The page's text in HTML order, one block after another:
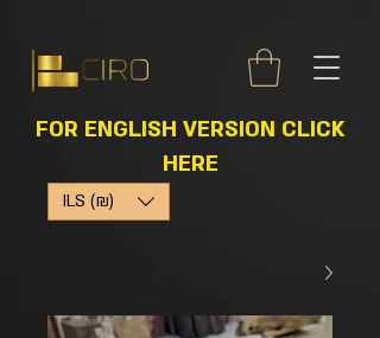
FOR ENGLISH VERSION CLICK
HERE
ILS (₪)